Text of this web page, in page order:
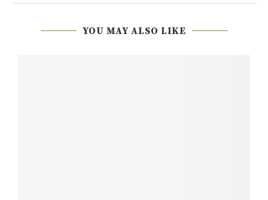
YOU MAY ALSO LIKE